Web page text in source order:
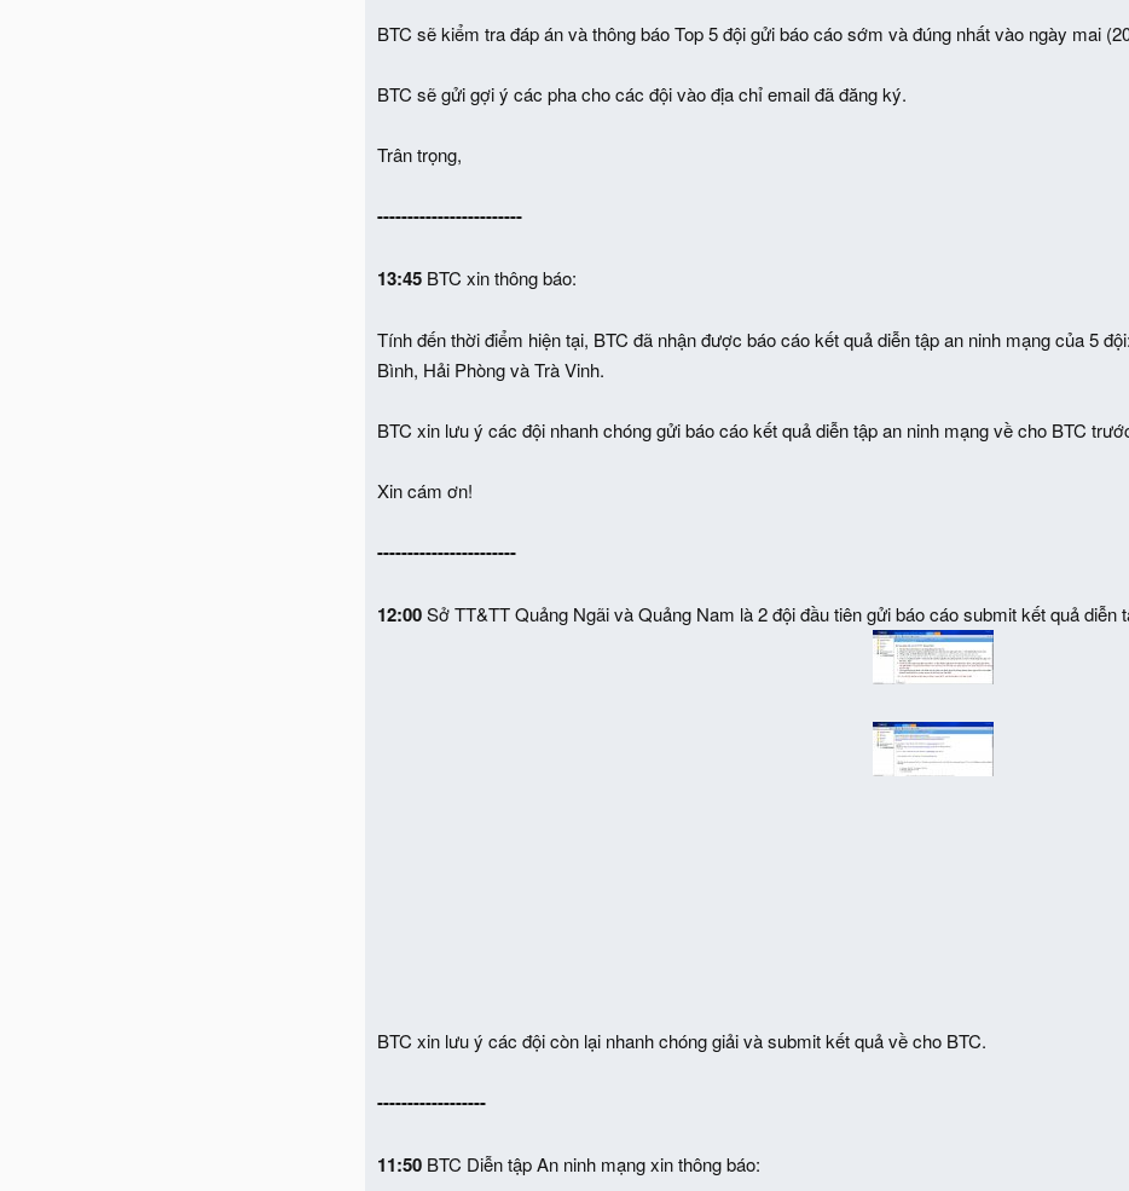
BTC sẽ kiểm tra đáp án và thông báo Top 5 đội gửi báo cáo sớm và đúng nhất vào ngày mai
BTC sẽ gửi gợi ý các pha cho các đội vào địa chỉ email đã đăng ký.
Trân trọng,
------------------------
13:45 BTC xin thông báo:
Tính đến thời điểm hiện tại, BTC đã nhận được báo cáo kết quả diễn tập an ninh mạng của 5
Bình, Hải Phòng và Trà Vinh.
BTC xin lưu ý các đội nhanh chóng gửi báo cáo kết quả diễn tập an ninh mạng về cho BTC
Xin cám ơn!
-----------------------
12:00Sở TT&TT Quảng Ngãi và Quảng Nam là 2 đội đầu tiên gửi báo cáo submit kết quả diễn
BTC xin lưu ý các đội còn lại nhanh chóng giải và submit kết quả về cho BTC.
------------------
11:50 BTC Diễn tập An ninh mạng xin thông báo: